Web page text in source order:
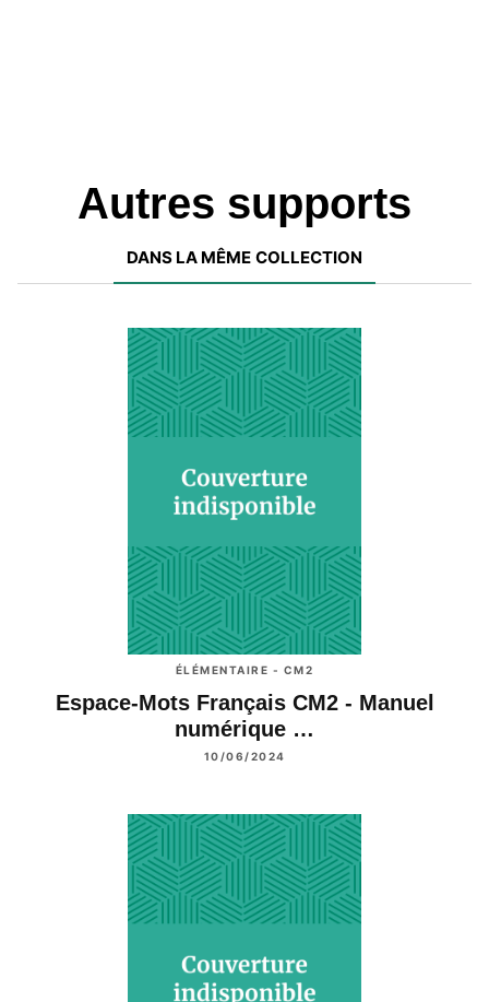
Autres supports
DANS LA MÊME COLLECTION
ÉLÉMENTAIRE - CM2
Espace-Mots Français CM2 - Manuel
numérique …
10/06/2024